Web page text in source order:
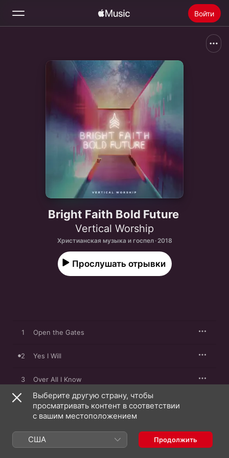
Войти
Установить Apple Music
Bright Faith Bold Future
Vertical Worship
Христианская музыка и госпел · 2018
Прослушать отрывки
1 Open the Gates
2 Yes I Will
3 Over All I Know
4 Hallelujah Amen (feat. Jon Guerra)
6 Real Thing (feat. Sean Curran)
Выберите другую страну, чтобы
просматривать контент в соответствии
с вашим местоположением
США Продолжить